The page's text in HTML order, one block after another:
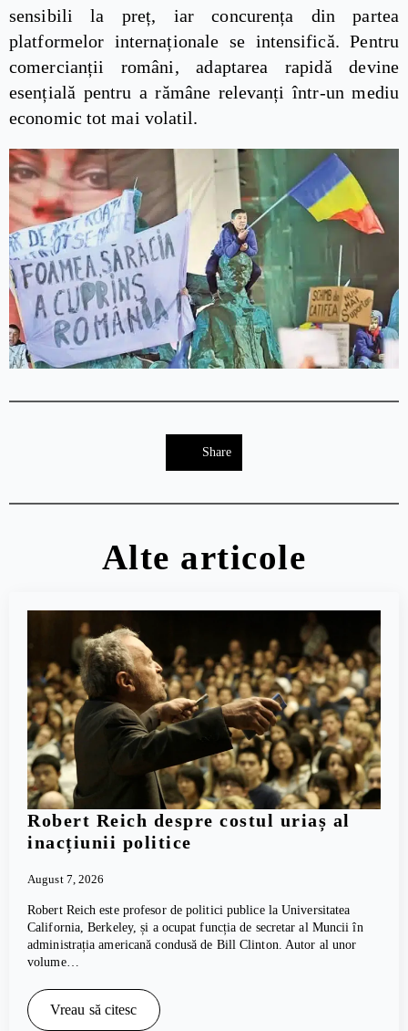
sensibili la preț, iar concurența din partea
platformelor internaționale se intensifică. Pentru
comercianții români, adaptarea rapidă devine
esențială pentru a rămâne relevanți într-un mediu
economic tot mai volatil.
Share
Alte articole
Robert Reich despre costul uriaș al
inacțiunii politice
August 7, 2026
Robert Reich este profesor de politici publice la Universitatea
California, Berkeley, și a ocupat funcția de secretar al Muncii în
administrația americană condusă de Bill Clinton. Autor al unor
volume…
Vreau să citesc